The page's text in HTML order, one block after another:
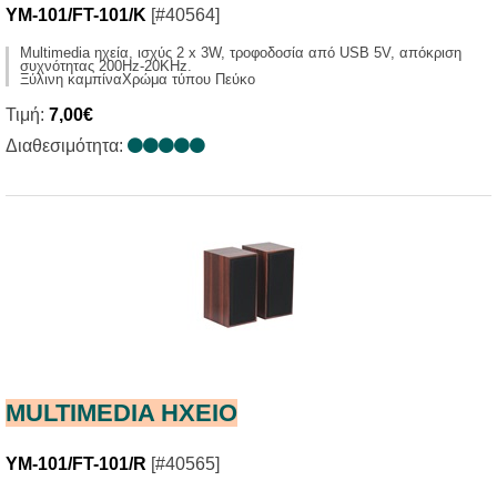
YM-101/FT-101/K [#40564]
Multimedia ηχεία, ισχύς 2 x 3W, τροφοδοσία από USB 5V, απόκριση
συχνότητας 200Ηz-20KHz.
Ξύλινη καμπίναΧρώμα τύπου Πεύκο
Τιμή: 7,00€
Διαθεσιμότητα:
MULTIMEDIA HXΕΙΟ
YM-101/FT-101/R [#40565]